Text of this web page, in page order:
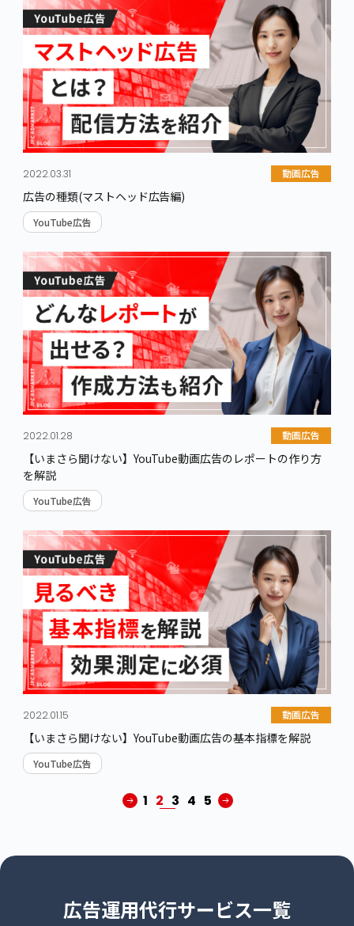
2022.03.31 動画広告
広告の種類(マストヘッド広告編)
YouTube広告
2022.01.28 動画広告
【いまさら聞けない】YouTube動画広告のレポートの作り方
を解説
YouTube広告
2022.01.15 動画広告
【いまさら聞けない】YouTube動画広告の基本指標を解説
YouTube広告
1 2 3 4 5
広告運用代行サービス一覧